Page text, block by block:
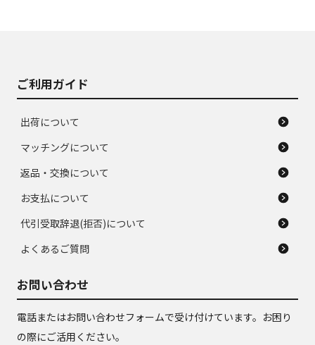
ご利用ガイド
出荷について
マッチングについて
返品・交換について
お支払について
代引受取辞退(拒否)について
よくあるご質問
お問い合わせ
電話またはお問い合わせフォームで受け付けています。お困り
の際にご活用ください。